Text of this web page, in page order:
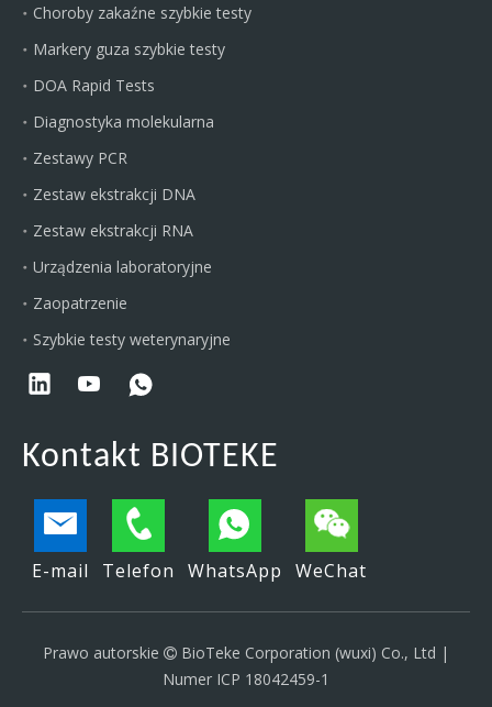
Choroby zakaźne szybkie testy
Markery guza szybkie testy
DOA Rapid Tests
Diagnostyka molekularna
Zestawy PCR
Zestaw ekstrakcji DNA
Zestaw ekstrakcji RNA
Urządzenia laboratoryjne
Zaopatrzenie
Szybkie testy weterynaryjne
Kontakt BIOTEKE
E-mail Telefon WhatsApp WeChat
Prawo autorskie  BioTeke Corporation (wuxi) Co., Ltd |
Numer ICP 18042459-1